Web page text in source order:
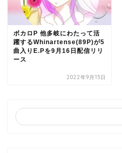
ボカロP 他多岐にわたって活
躍するWhinartense(89P)が5
曲入りE.Pを9月16日配信リリ
ース
2022年9月15日